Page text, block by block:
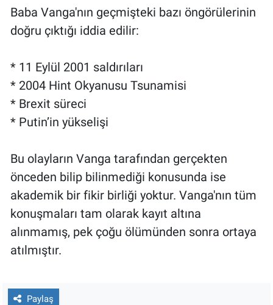
Baba Vanga'nın geçmişteki bazı öngörülerinin
doğru çıktığı iddia edilir:
* 11 Eylül 2001 saldırıları
* 2004 Hint Okyanusu Tsunamisi
* Brexit süreci
* Putin’in yükselişi
Bu olayların Vanga tarafından gerçekten
önceden bilip bilinmediği konusunda ise
akademik bir fikir birliği yoktur. Vanga'nın tüm
konuşmaları tam olarak kayıt altına
alınmamış, pek çoğu ölümünden sonra ortaya
atılmıştır.
Paylaş